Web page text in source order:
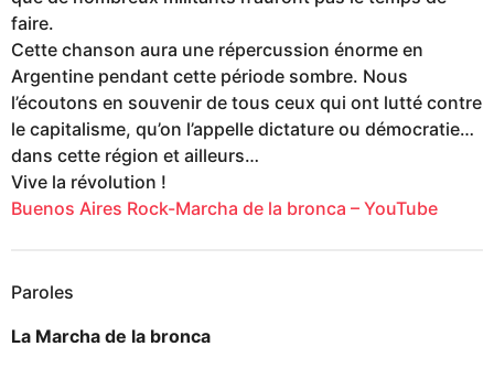
faire.
Cette chanson aura une répercussion énorme en
Argentine pendant cette période sombre. Nous
l’écoutons en souvenir de tous ceux qui ont lutté contre
le capitalisme, qu’on l’appelle dictature ou démocratie…
dans cette région et ailleurs…
Vive la révolution !
Buenos Aires Rock-Marcha de la bronca – YouTube
Paroles
La Marcha de la bronca